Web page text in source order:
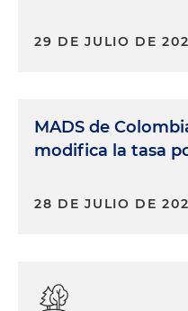
29 DE JULIO DE
MADS de
modifica la tasa
28 DE JULIO DE